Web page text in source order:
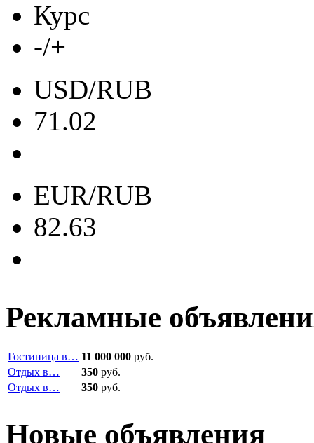
Курс
-/+
USD/RUB
71.02
EUR/RUB
82.63
Рекламные
Гостиница в… 11 000 000 руб.
Отдых в…
350 руб.
Отдых в…
350 руб.
Новые объявления